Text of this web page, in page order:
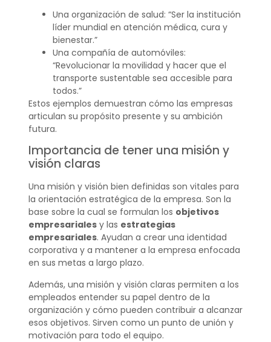
Una organización de salud: “Ser la institución
líder mundial en atención médica, cura y
bienestar.”
Una compañía de automóviles:
“Revolucionar la movilidad y hacer que el
transporte sustentable sea accesible para
todos.”
Estos ejemplos demuestran cómo las empresas
articulan su propósito presente y su ambición
futura.
Importancia de tener una misión y
visión claras
Una misión y visión bien definidas son vitales para
la orientación estratégica de la empresa. Son la
base sobre la cual se formulan los objetivos
empresarialesy las estrategias
empresariales. Ayudan a crear una identidad
corporativa y a mantener a la empresa enfocada
en sus metas a largo plazo.
Además, una misión y visión claras permiten a los
empleados entender su papel dentro de la
organización y cómo pueden contribuir a alcanzar
esos objetivos. Sirven como un punto de unión y
motivación para todo el equipo.